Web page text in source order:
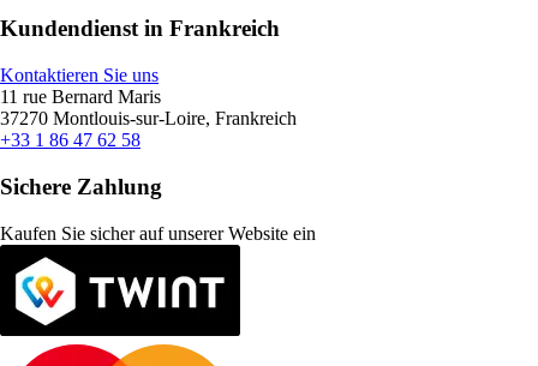
Kundendienst in Frankreich
Kontaktieren Sie uns
11 rue Bernard Maris
37270 Montlouis-sur-Loire, Frankreich
+33 1 86 47 62 58
Sichere Zahlung
Kaufen Sie sicher auf unserer Website ein